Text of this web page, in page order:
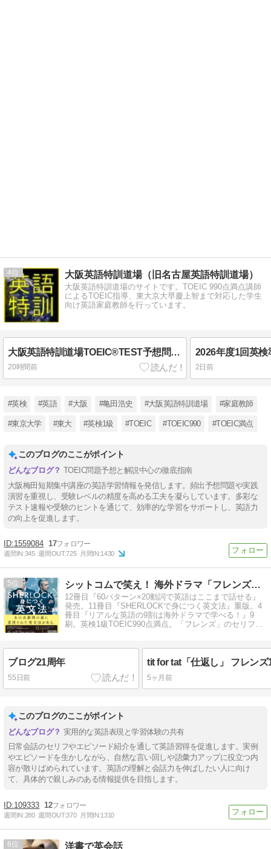
4 大阪英語特訓道場（旧名古屋英語特訓道場）
大阪英語特訓道場のサイトです。TOEIC 990点満点講師
によるTOEIC指導、東大京大早慶上智まで対応した学生
向け英語家庭教師を行っています。
大阪英語特訓道場TOEIC®TEST予想問題 No. 712
20時間前 2日前
#英検 #英語 #大阪 #亀田浩史 #大阪英語特訓道場 #家庭教師
#東京大学 #東大 #英検1級 #TOEIC #TOEIC990 #TOEIC満点
このブログのここがポイント
TOEIC問題予想と解説中心の徹底指南
大阪梅田短期集中講座の英語学習情報を発信します。頻出予想問題や実践
演習を重視し、受験レベルの精度を高める工夫を凝らしています。多彩な
テスト速報や受験のヒントを通じて、効率的な学習をサポートし、英語力
の向上を促進します。
1559084 17
週間IN:345 週間OUT:725 月間IN:1430
5 シットコムで笑え！ 海外ドラマ「フレンズ」英語攻略ガイド
12冊目『60パターン×20動詞で英語はここまで話せる』
発売。11冊目『SHERLOCKで身につく英文法』重版。4
冊目『リアルな英語の9割は海外ドラマで学べる！』9
刷。英検1級TOEIC990点満点。「フレンズ」のセリフを
ブログ21周年
55日前
tit for tat「仕返し」 フレンズ
5ヶ月前
このブログのここがポイント
実用的な英語表現と学習体験の共有
日常会話のセリフやエピソード紹介を通して英語習得を促進します。実例
やエピソードを生かしながら、自然な言い回しや語彙力アップに役立つ内
容が散りばめられています。英語の理解と会話力を伸ばしたい人に向け
て、具体的で親しみのある情報提供を目指します。
109333 12
週間IN:280 週間OUT:370 月間IN:1310
6 洋書で英会話